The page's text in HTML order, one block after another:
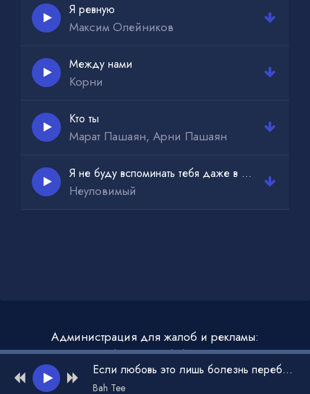
Я ревную
Максим Олейников
Между нами
Корни
Кто ты
Марат Пашаян, Арни Пашаян
Я не буду вспоминать тебя даже в строчках
Неуловимый
Администрация для жалоб и рекламы:
admin@muzdark.net
Если любовь это лишь болезнь переболел тобою я стократно
Bah Tee